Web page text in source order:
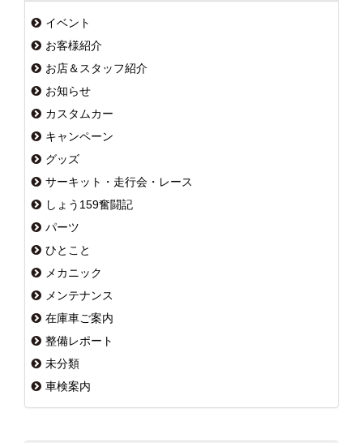
イベント
お客様紹介
お店＆スタッフ紹介
お知らせ
カスタムカー
キャンペーン
グッズ
サーキット・走行会・レース
しょう159奮闘記
パーツ
ひとこと
メカニック
メンテナンス
在庫車ご案内
整備レポート
未分類
車検案内